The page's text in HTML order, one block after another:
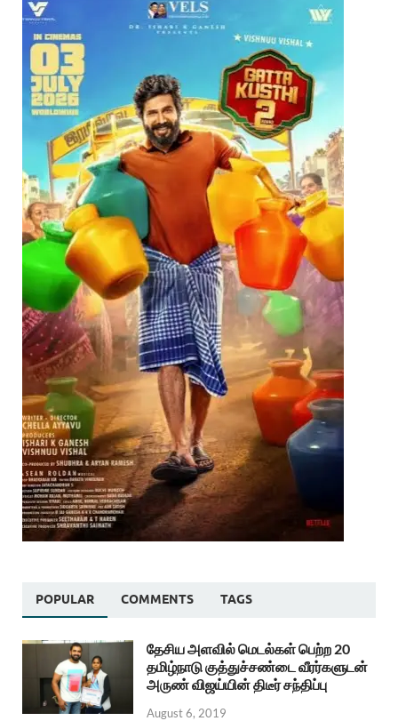
POPULAR COMMENTS TAGS
தேசிய அளவில் மெடல்கள் பெற்ற 20
தமிழ்நாடு குத்துச்சண்டை வீரர்களுடன்
அருண் விஜய்யின் திடீர் சந்திப்பு
August 6, 2019